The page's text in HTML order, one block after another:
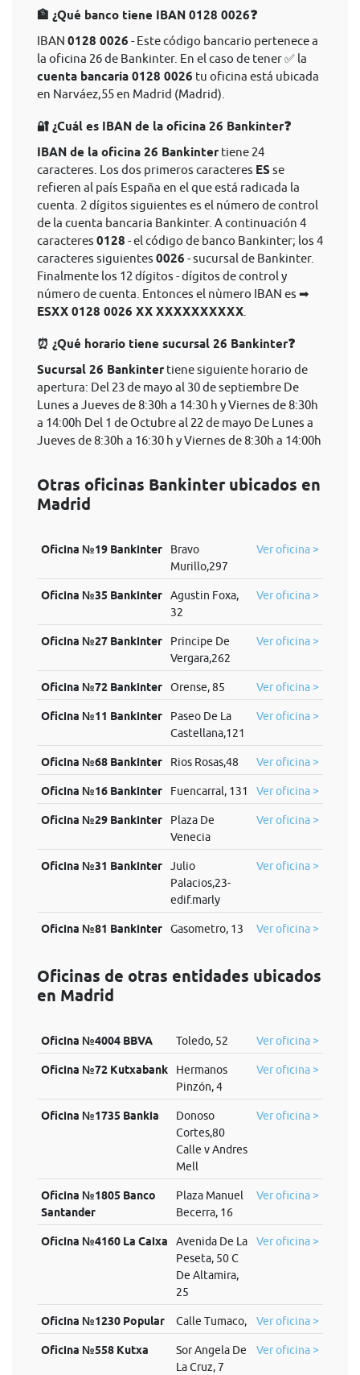
🏦 ¿Qué banco tiene IBAN 0128 0026❓
IBAN 0128 0026 - Este código bancario pertenece a
la oficina 26 de Bankinter. En el caso de tener ✅ la
cuenta bancaria 0128 0026 tu oficina está ubicada
en Narváez,55 en Madrid (Madrid).
🔐 ¿Cuál es IBAN de la oficina 26 Bankinter❓
IBAN de la oficina 26 Bankinter tiene 24
caracteres. Los dos primeros caracteres ES se
refieren al país España en el que está radicada la
cuenta. 2 dígitos siguientes es el número de control
de la cuenta bancaria Bankinter. A continuación 4
caracteres 0128 - el código de banco Bankinter; los 4
caracteres siguientes 0026 - sucursal de Bankinter.
Finalmente los 12 dígitos - dígitos de control y
número de cuenta. Entonces el nùmero IBAN es ➡
ESXX 0128 0026 XX XXXXXXXXXX
⏰ ¿Qué horario tiene sucursal 26 Bankinter❓
Sucursal 26 Bankinter tiene siguiente horario de
apertura: Del 23 de mayo al 30 de septiembre De
Lunes a Jueves de 8:30h a 14:30 h y Viernes de 8:30h
a 14:00h Del 1 de Octubre al 22 de mayo De Lunes a
Jueves de 8:30h a 16:30 h y Viernes de 8:30h a 14:00h
Otras oficinas Bankinter ubicados en
Madrid
Oficina №19 Bankinter
Bravo
Murillo,297
Ver oficina >
Oficina №35 Bankinter
Agustin Foxa,
32
Ver oficina >
Oficina №27 Bankinter
Principe De
Vergara,262
Ver oficina >
Oficina №72 Bankinter Orense, 85 Ver oficina >
Oficina №11 Bankinter
Paseo De La
Castellana,121
Ver oficina >
Oficina №68 Bankinter Rios Rosas,48 Ver oficina >
Oficina №16 Bankinter Fuencarral, 131 Ver oficina >
Oficina №29 Bankinter
Plaza De
Venecia
Ver oficina >
Oficina №31 Bankinter
Julio
Palacios,23-
edif.marly
Ver oficina >
Oficina №81 Bankinter Gasometro, 13 Ver oficina >
Oficinas de otras entidades ubicados
en Madrid
Oficina №4004 BBVA Toledo, 52 Ver oficina >
Oficina №72 Kutxabank
Hermanos
Pinzón, 4
Ver oficina >
Oficina №1735 Bankia
Donoso
Cortes,80
Calle v Andres
Mell
Ver oficina >
Oficina №1805 Banco
Santander
Plaza Manuel
Becerra, 16
Ver oficina >
Oficina №4160 La Caixa
Avenida De La
Peseta, 50 C
De Altamira,
25
Ver oficina >
Oficina №1230 Popular Calle Tumaco, Ver oficina >
Oficina №558 Kutxa
Sor Angela De
La Cruz, 7
Ver oficina >